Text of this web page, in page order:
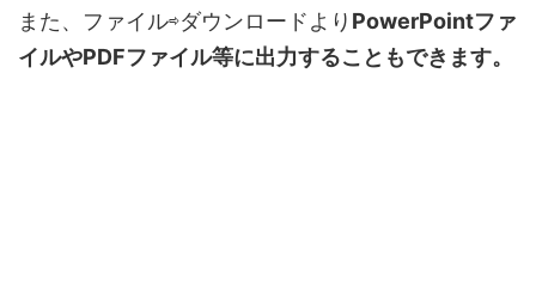
また、ファイル⇨ダウンロードより PowerPointファ
イルやPDFファイル等に出力することもできます。